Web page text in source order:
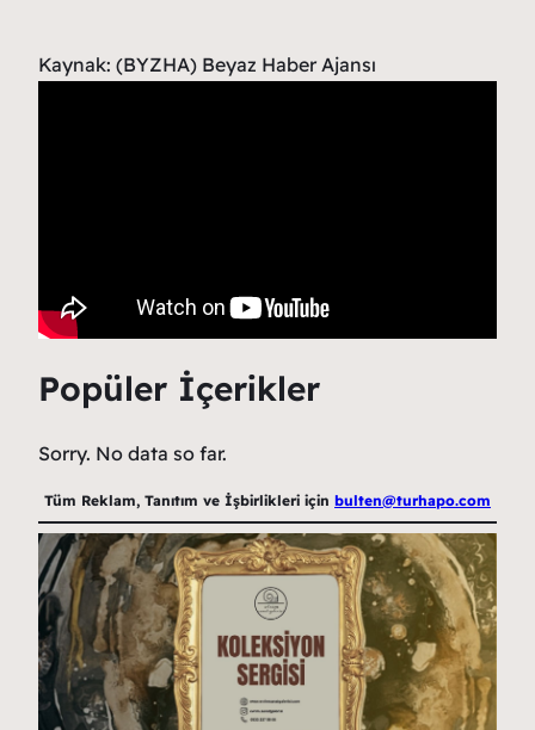
Kaynak: (BYZHA) Beyaz Haber Ajansı
Popüler İçerikler
Sorry. No data so far.
Tüm Reklam, Tanıtım ve İşbirlikleri için bulten@turhapo.com